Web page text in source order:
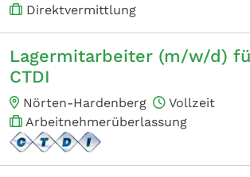
Direktvermittlung
Lagermitarbeiter (m/w/d)
CTDI
Nörten-Hardenberg
Vollzeit
Arbeitnehmerüberlassung